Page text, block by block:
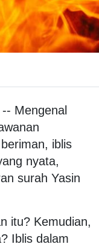
Mengenal
iblis
nyata,
surah Yasin
itu? Kemudian,
Iblis dalam